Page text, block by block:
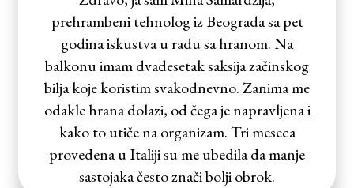
prehrambeni tehnolog iz Beograda sa pet
godina iskustva u radu sa hranom. Na
balkonu imam dvadesetak saksija začinskog
bilja koje koristim svakodnevno. Zanima me
odakle hrana dolazi, od čega je napravljena i
kako to utiče na organizam. Tri meseca
provedena u Italiji su me ubedila da manje
sastojaka često znači bolji obrok.